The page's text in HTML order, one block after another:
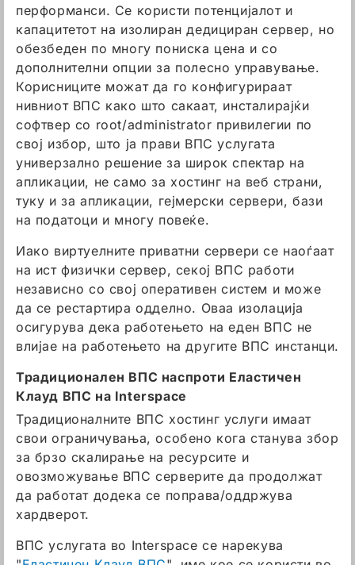
перформанси. Се користи потенцијалот и
капацитетот на изолиран дедициран сервер, но
обезбеден по многу пониска цена и со
дополнителни опции за полесно управување.
Корисниците можат да го конфигурираат
нивниот ВПС како што сакаат, инсталирајќи
софтвер со root/administrator привилегии по
свој избор, што ja прави ВПС услугата
универзално решение за широк спектар на
апликации, не само за хостинг на веб страни,
туку и за апликации, гејмерски сервери, бази
на податоци и многу повеќе.
Иако виртуелните приватни сервери се наоѓаат
на ист физички сервер, секој ВПС работи
независно со свој оперативен систем и може
да се рестартира одделно. Оваа изолација
осигурува дека работењето на еден ВПС не
влијае на работењето на другите ВПС инстанци.
Традиционален ВПС наспроти Еластичен
Клауд ВПС на Interspace
Традиционалните ВПС хостинг услуги имаат
свои ограничувања, особено кога станува збор
за брзо скалирање на ресурсите и
овозможување ВПС серверите да продолжат
да работат додека се поправа/оддржува
хардверот.
ВПС услугата во Interspace се нарекува